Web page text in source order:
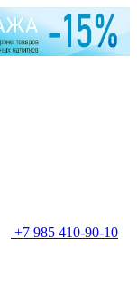
+7 985 410-90-10